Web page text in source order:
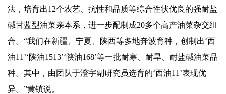
法，培育出12个农艺、抗性和品质等综合性状优良的强耐盐
碱甘蓝型油菜亲本系，进一步配制成20多个高产油菜杂交组
合。“我们在新疆、宁夏、陕西等多地奔波育种，创制出‘西
油11’‘陕油1513’‘陕油168’等一批耐寒、耐旱、耐盐碱油菜品
种。其中，由团队于澄宇副研究员选育的‘西油11’表现优
异。”黄镇说。